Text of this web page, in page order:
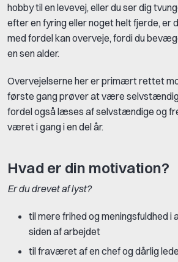
hobby til en levevej, eller du ser dig
efter en fyring eller noget helt fjerde, er
med fordel kan overveje, fordi du
en sen alder.
Overvejelserne her er primært rettet
første gang prøver at være
fordel også læses af selvstændige og
været i gang i en del år.
Hvad er din motivation?
Er du drevet af lyst?
til mere frihed og meningsfuldhed i
siden af arbejdet
til fraværet af en chef og dårlig